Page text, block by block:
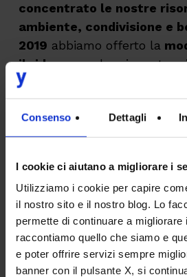
Consenso Dettagli
I cookie ci aiutano a migliorare i
Utilizziamo i cookie per capire
il nostro sito e il nostro blog. Lo
permette di continuare a migliorare
raccontiamo quello che siamo e
e poter offrire servizi sempre
banner con il pulsante X, si
concentrato le nostre
ambiente, condivisione e
2019 abbiamo offerto la
ibridoper andare incontro
che sostenevano un
superiore ai 30 km
migliore conciliazione con
dopo la pandemiaabbiamo
, prevedendo 3 giorni
a settimana.
Più recentemente, ad
lanciato l’iniziativa di
aziendale per tutto il mese,